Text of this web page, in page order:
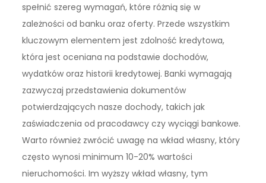
spełnić szereg wymagań, które różnią się w
zależności od banku oraz oferty. Przede wszystkim
kluczowym elementem jest zdolność kredytowa,
która jest oceniana na podstawie dochodów,
wydatków oraz historii kredytowej. Banki wymagają
zazwyczaj przedstawienia dokumentów
potwierdzających nasze dochody, takich jak
zaświadczenia od pracodawcy czy wyciągi bankowe.
Warto również zwrócić uwagę na wkład własny, który
często wynosi minimum 10-20% wartości
nieruchomości. Im wyższy wkład własny, tym